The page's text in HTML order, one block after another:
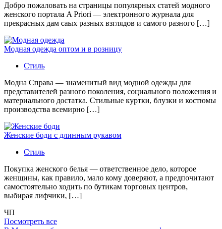
Добро пожаловать на страницы популярных статей модного
женского портала A Priori — электронного журнала для
прекрасных дам саых разных взглядов и самого разного […]
Модная одежда оптом и в розницу
Стиль
Модна Справа — знаменитый вид модной одежды для
представителей разного поколения, социального положения и
материального достатка. Стильные куртки, блузки и костюмы
производства всемирно […]
Женские боди с длинным рукавом
Стиль
Покупка женского белья — ответственное дело, которое
женщины, как правило, мало кому доверяют, а предпочитают
самостоятельно ходить по бутикам торговых центров,
выбирая лифчики, […]
ЧП
Посмотреть все